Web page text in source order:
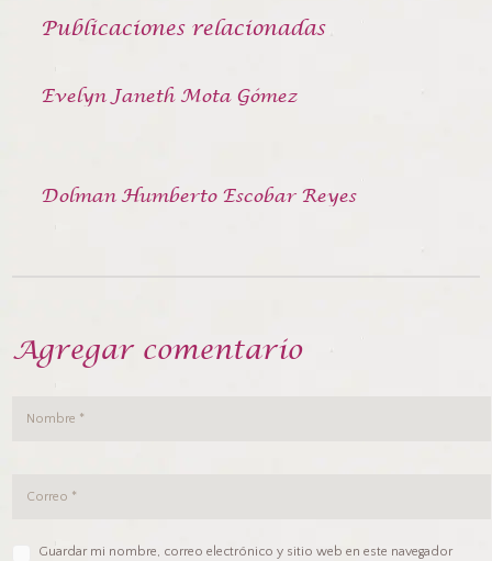
Publicaciones relacionadas
Evelyn Janeth Mota Gómez
Dolman Humberto Escobar Reyes
Agregar comentario
Guardar mi nombre, correo electrónico y sitio web en este navegador